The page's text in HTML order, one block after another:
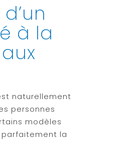
à la
naturellement
personnes
modèles
la